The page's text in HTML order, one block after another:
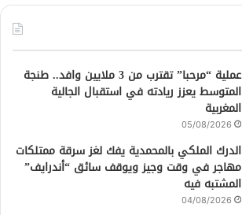
عملية “مرحبا” تقترب من 3 ملايين وافد.. طنجة
المتوسط يعزز ريادته في استقبال الجالية
المغربية
05/08/2026
الدرك الملكي بالمحمدية يفك لغز سرقة ممتلكات
مهاجر في وقت وجيز ويوقف سائق “أندرايف”
المشتبه فيه
04/08/2026